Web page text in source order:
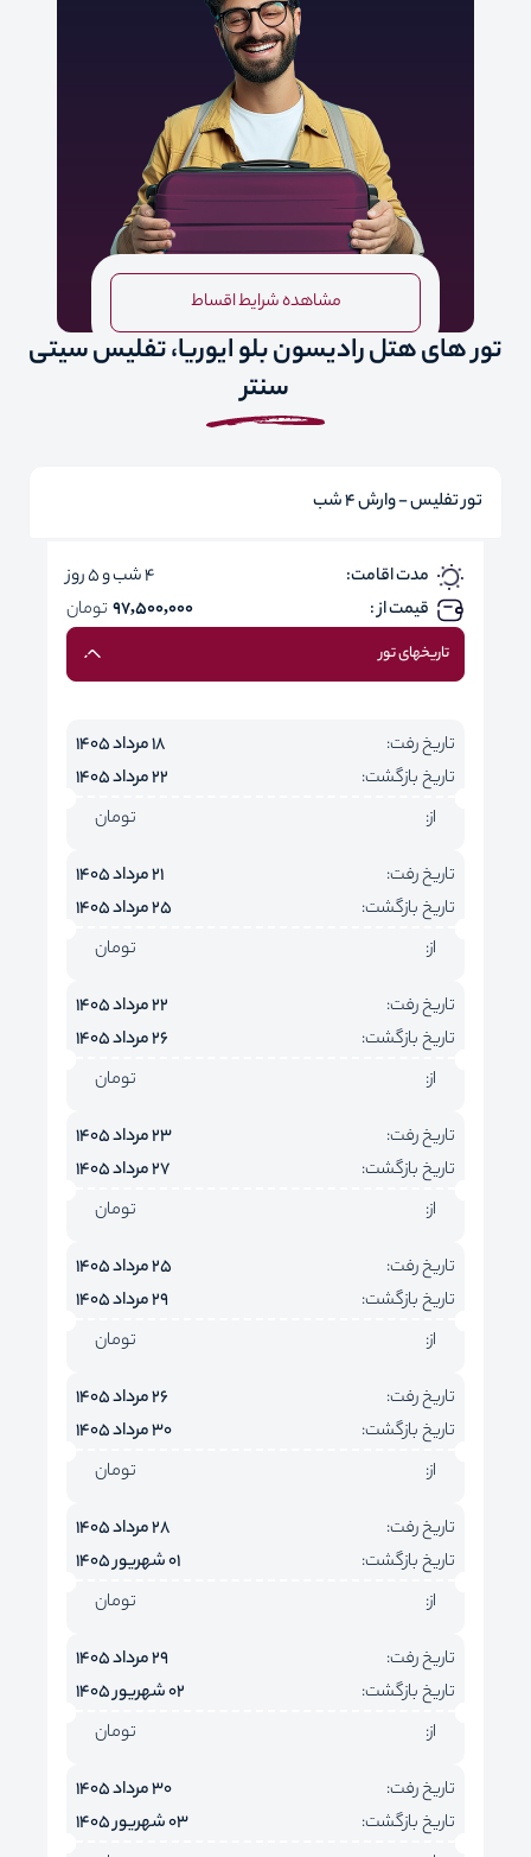
مشاهده شرایط اقساط
تور های هتل رادیسون بلو ایوریا، تفلیس سیتی
سنتر
تور تفلیس - وارش 4 شب
مدت اقامت:
4 شب و 5 روز
قیمت از :
97,500,000 تومان
تاریخهای تور
تاریخ رفت:
18 مرداد 1405
تاریخ بازگشت:
22 مرداد 1405
از:
تومان
تاریخ رفت:
21 مرداد 1405
تاریخ بازگشت:
25 مرداد 1405
از:
تومان
تاریخ رفت:
22 مرداد 1405
تاریخ بازگشت:
26 مرداد 1405
از:
تومان
تاریخ رفت:
23 مرداد 1405
تاریخ بازگشت:
27 مرداد 1405
از:
تومان
تاریخ رفت:
25 مرداد 1405
تاریخ بازگشت:
29 مرداد 1405
از:
تومان
تاریخ رفت:
26 مرداد 1405
تاریخ بازگشت:
30 مرداد 1405
از:
تومان
تاریخ رفت:
28 مرداد 1405
تاریخ بازگشت:
01 شهریور 1405
از:
تومان
تاریخ رفت:
29 مرداد 1405
تاریخ بازگشت:
02 شهریور 1405
از:
تومان
تاریخ رفت:
30 مرداد 1405
تاریخ بازگشت:
03 شهریور 1405